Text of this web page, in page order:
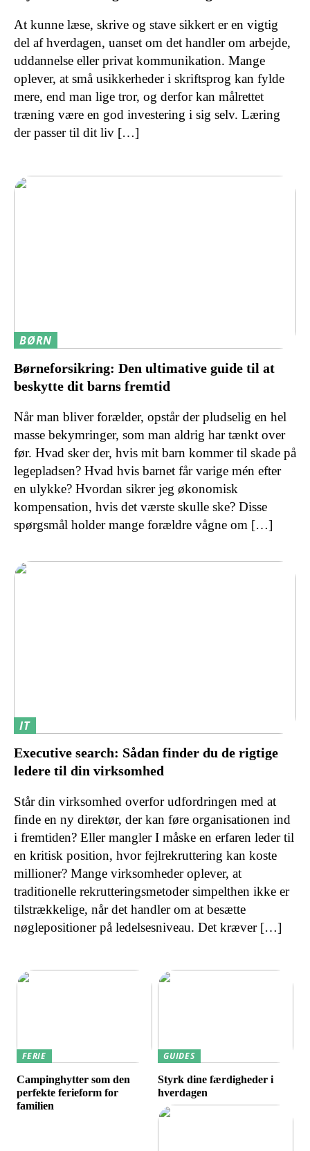
At kunne læse, skrive og stave sikkert er en vigtig
del af hverdagen, uanset om det handler om arbejde,
uddannelse eller privat kommunikation. Mange
oplever, at små usikkerheder i skriftsprog kan fylde
mere, end man lige tror, og derfor kan målrettet
træning være en god investering i sig selv. Læring
der passer til dit liv […]
BØRN
Børneforsikring: Den ultimative guide til at
beskytte dit barns fremtid
Når man bliver forælder, opstår der pludselig en hel
masse bekymringer, som man aldrig har tænkt over
før. Hvad sker der, hvis mit barn kommer til skade på
legepladsen? Hvad hvis barnet får varige mén efter
en ulykke? Hvordan sikrer jeg økonomisk
kompensation, hvis det værste skulle ske? Disse
spørgsmål holder mange forældre vågne om […]
IT
Executive search: Sådan finder du de rigtige
ledere til din virksomhed
Står din virksomhed overfor udfordringen med at
finde en ny direktør, der kan føre organisationen ind
i fremtiden? Eller mangler I måske en erfaren leder til
en kritisk position, hvor fejlrekruttering kan koste
millioner? Mange virksomheder oplever, at
traditionelle rekrutteringsmetoder simpelthen ikke er
tilstrækkelige, når det handler om at besætte
nøglepositioner på ledelsesniveau. Det kræver […]
FERIE
Campinghytter som den
perfekte ferieform for
familien
GUIDES
Styrk dine færdigheder i
hverdagen